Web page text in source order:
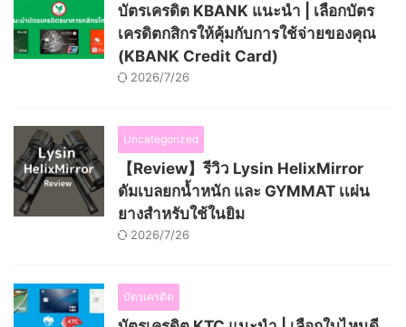
บัตรเครดิต KBANK แนะนำ | เลือกบัตร
เครดิตกสิกรให้คุ้มกับการใช้จ่ายของคุณ
(KBANK Credit Card)
2026/7/26
Uncategorized
【Review】รีวิว Lysin HelixMirror
ดัมเบลยกน้ำหนัก และ GYMMAT เเผ่น
ยางสำหรับใช้ในยิม
2026/7/26
บัตรเครดิต